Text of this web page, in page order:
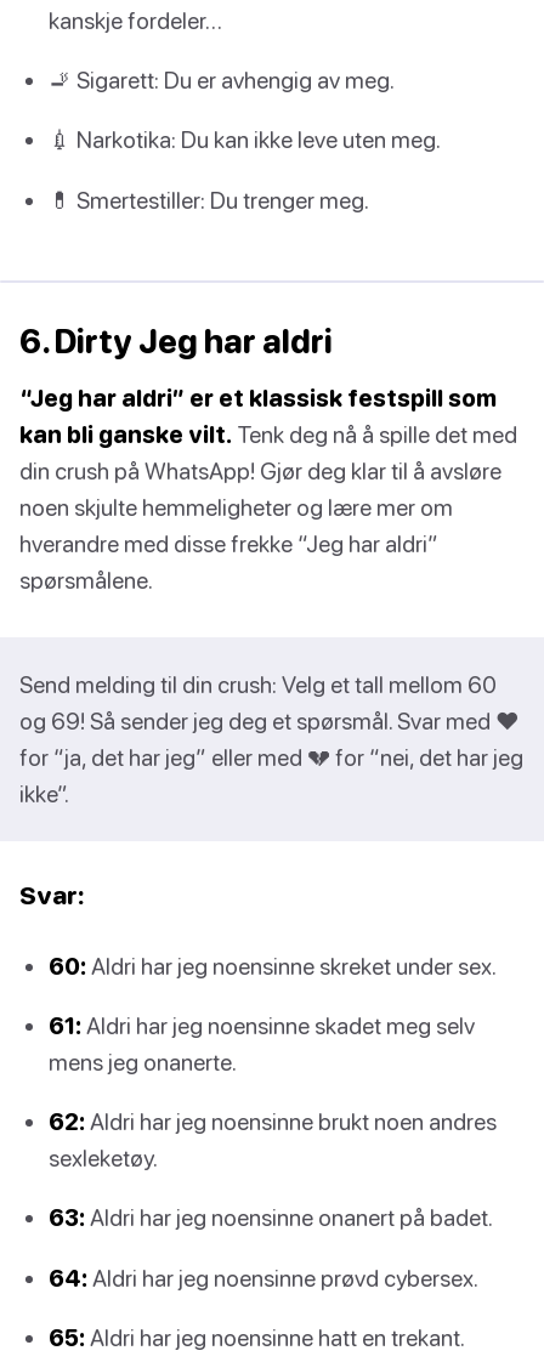
kanskje fordeler…
🚬 Sigarett: Du er avhengig av meg.
💉 Narkotika: Du kan ikke leve uten meg.
💊 Smertestiller: Du trenger meg.
6. Dirty Jeg har aldri
“Jeg har aldri” er et klassisk festspill som
kan bli ganske vilt. Tenk deg nå å spille det med
din crush på WhatsApp! Gjør deg klar til å avsløre
noen skjulte hemmeligheter og lære mer om
hverandre med disse frekke “Jeg har aldri”
spørsmålene.
Send melding til din crush: Velg et tall mellom 60
og 69! Så sender jeg deg et spørsmål. Svar med ❤️
for “ja, det har jeg” eller med 💔 for “nei, det har jeg
ikke”.
Svar:
60: Aldri har jeg noensinne skreket under sex.
61: Aldri har jeg noensinne skadet meg selv
mens jeg onanerte.
62: Aldri har jeg noensinne brukt noen andres
sexleketøy.
63: Aldri har jeg noensinne onanert på badet.
64: Aldri har jeg noensinne prøvd cybersex.
65: Aldri har jeg noensinne hatt en trekant.